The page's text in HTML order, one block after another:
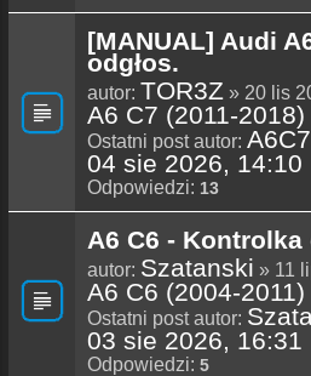
[MANUAL] Audi
odgłos.
autor: TOR3Z » 20 lis
A6 C7 (2011-2018)
Ostatni post autor:
04 sie 2026, 14:10
Odpowiedzi: 13
A6 C6 -
autor: Szatanski » 11
A6 C6 (2004-2011)
Ostatni post autor:
03 sie 2026, 16:31
Odpowiedzi: 5